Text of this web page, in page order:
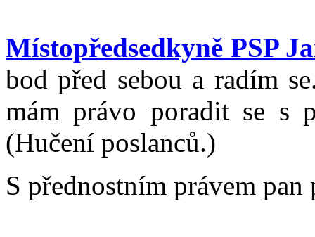
Místopředsedkyně PSP
bod před sebou a radím
mám právo poradit se s
(Hučení poslanců.)
S přednostním právem pan